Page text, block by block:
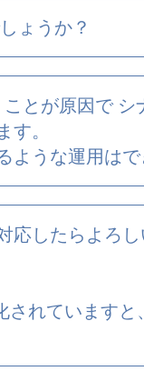
ょうか？
とが原因で シ
。
ような運用はで
応したらよろし
されています